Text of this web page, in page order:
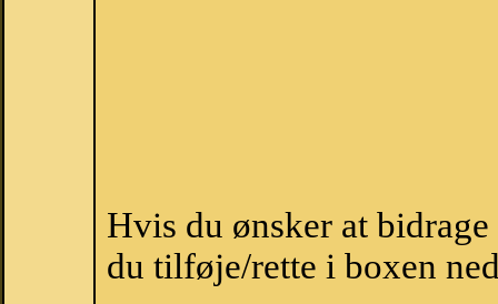
Hvis du ønsker at
du tilføje/rette i boxen